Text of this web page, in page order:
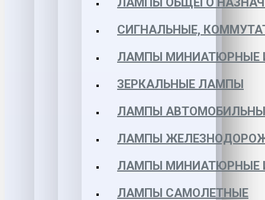
СИГНАЛЬНЫЕ,
ЛАМПЫ МИНИАТЮРНЫЕ
ЗЕРКАЛЬНЫЕ ЛАМПЫ
ЛАМПЫ
ЛАМПЫ
ЛАМПЫ МИНИАТЮРНЫЕ
ЛАМПЫ САМОЛЕТНЫЕ